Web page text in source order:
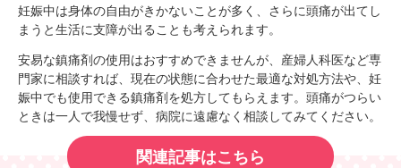
妊娠中は身体の自由がきかないことが多く、さらに頭痛が出てし
まうと生活に支障が出ることも考えられます。
安易な鎮痛剤の使用はおすすめできませんが、産婦人科医など専
門家に相談すれば、現在の状態に合わせた最適な対処方法や、妊
娠中でも使用できる鎮痛剤を処方してもらえます。頭痛がつらい
ときは一人で我慢せず、病院に遠慮なく相談してみてください。
関連記事はこちら